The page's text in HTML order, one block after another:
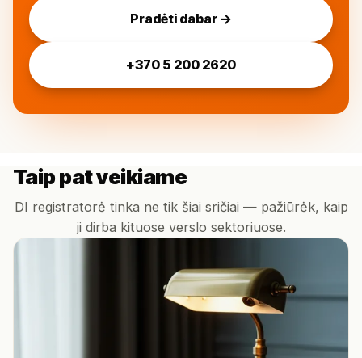
Pradėti dabar →
+370 5 200 2620
Taip pat veikiame
DI registratorė tinka ne tik šiai sričiai — pažiūrėk, kaip
ji dirba kituose verslo sektoriuose.